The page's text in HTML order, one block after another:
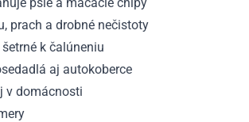
prach a drobné nečistoty
k čalúneniu
aj autokoberce
v domácnosti